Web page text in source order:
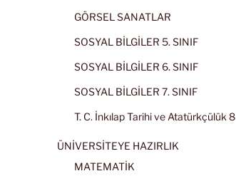
GÖRSEL SANATLAR
SOSYAL BİLGİLER 5. SINIF
SOSYAL BİLGİLER 6. SINIF
SOSYAL BİLGİLER 7. SINIF
T. C. İnkılap Tarihi ve Atatürkçülük 8
ÜNİVERSİTEYE HAZIRLIK
MATEMATİK